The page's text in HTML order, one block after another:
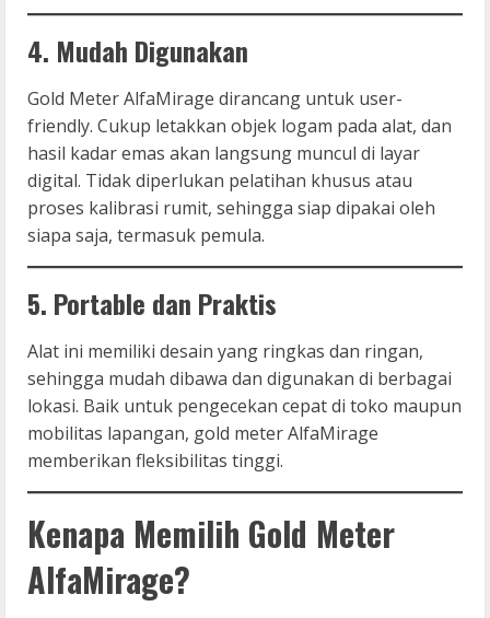
4. Mudah Digunakan
Gold Meter AlfaMirage dirancang untuk user-
friendly. Cukup letakkan objek logam pada alat, dan
hasil kadar emas akan langsung muncul di layar
digital. Tidak diperlukan pelatihan khusus atau
proses kalibrasi rumit, sehingga siap dipakai oleh
siapa saja, termasuk pemula.
5. Portable dan Praktis
Alat ini memiliki desain yang ringkas dan ringan,
sehingga mudah dibawa dan digunakan di berbagai
lokasi. Baik untuk pengecekan cepat di toko maupun
mobilitas lapangan, gold meter AlfaMirage
memberikan fleksibilitas tinggi.
Kenapa Memilih Gold Meter
AlfaMirage?